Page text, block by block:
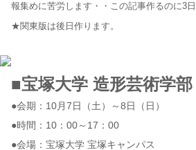
報集めに苦労します・・この記事作るのに3日
★関東版は後日作ります。
■宝塚大学 造形芸術学
●会期：10月7日（土）～8日（日）
●時間：10：00～17：00
●会場：宝塚大学 宝塚キャンパス